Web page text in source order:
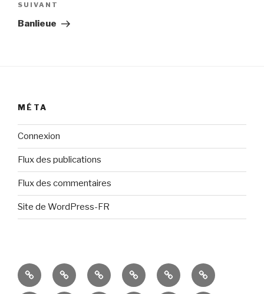
Article
suivant
SUIVANT
Banlieue
MÉTA
Connexion
Flux des publications
Flux des commentaires
Site de WordPress-FR
PrésentationRésultatsPortes
Ouvertes
Espaces
de
Ateliers
divers
Événements
récents